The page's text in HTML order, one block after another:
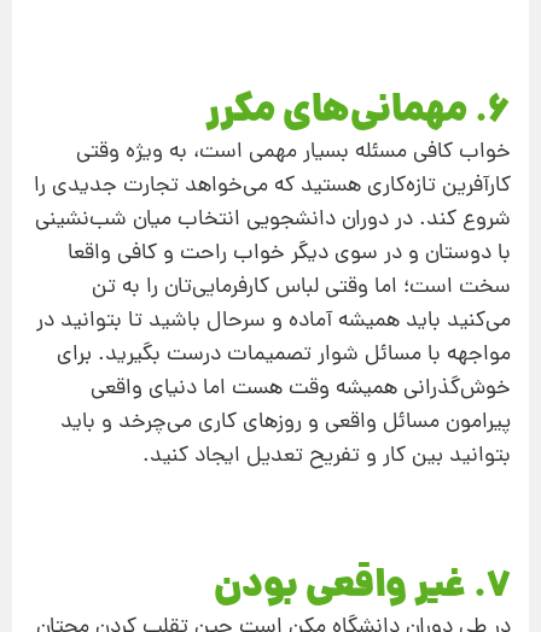
6. مهمانی‌های مکرر
خواب کافی مسئله بسیار مهمی است، به ویژه وقتی
کارآفرین تازه‌کاری هستید که می‌خواهد تجارت جدیدی را
شروع کند. در دوران دانشجویی انتخاب میان شب‌نشینی
با دوستان و در سوی دیگر خواب راحت و کافی واقعا
سخت است؛ اما وقتی لباس کارفرمایی‌تان را به تن
می‌کنید باید همیشه آماده و سرحال باشید تا بتوانید در
مواجهه با مسائل شوار تصمیمات درست بگیرید. برای
خوش‌گذرانی همیشه وقت هست اما دنیای واقعی
پیرامون مسائل واقعی و روزهای کاری می‌چرخد و باید
بتوانید بین کار و تفریح تعدیل ایجاد کنید.
7. غیر واقعی بودن